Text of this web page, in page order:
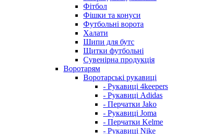
Фітбол
Фішки та конуси
Футбольні ворота
Халати
Шипи для бутс
Щитки футбольні
Сувенірна продукція
Воротарям
Воротарські рукавиці
- Рукавиці 4keepers
- Рукавиці Adidas
- Перчатки Jako
- Рукавиці Joma
- Перчатки Kelme
- Рукавиці Nike